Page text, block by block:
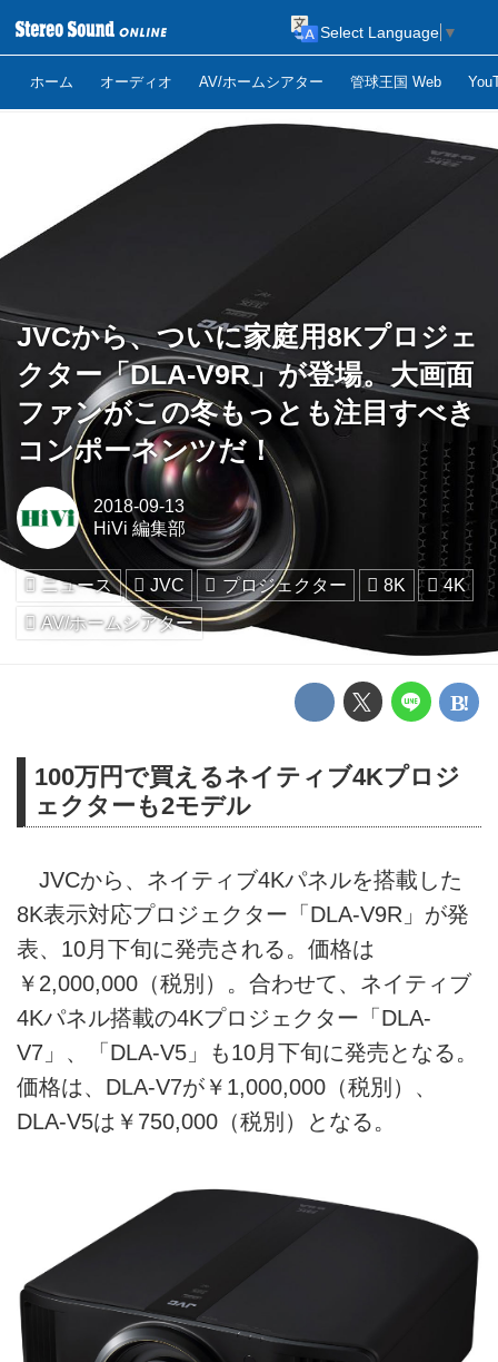
ホーム オーディオ AV/ホームシアター 管球王国 Web
Select Language ▼
JVCから、ついに家庭用8Kプロジェ
クター「DLA-V9R」が登場。大画面
ファンがこの冬もっとも注目すべき
コンポーネンツだ！
2018-09-13
HiVi 編集部
ニュース JVC プロジェクター 8K
4K
AV/ホームシアター
100万円で買えるネイティブ4Kプロジ
ェクターも2モデル
JVCから、ネイティブ4Kパネルを搭載した
8K表示対応プロジェクター「DLA-V9R」が発
表、10月下旬に発売される。価格は
￥2,000,000（税別）。合わせて、ネイティブ
4Kパネル搭載の4Kプロジェクター「DLA-
V7」、「DLA-V5」も10月下旬に発売となる。
価格は、DLA-V7が￥1,000,000（税別）、
DLA-V5は￥750,000（税別）となる。